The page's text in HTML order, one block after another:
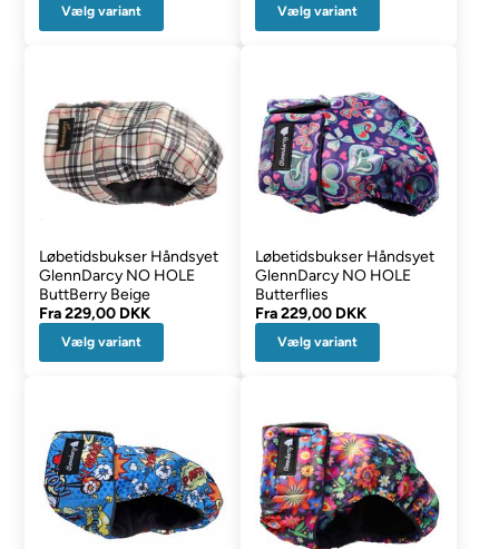
Vælg variant Vælg variant
Løbetidsbukser Håndsyet
GlennDarcy NO HOLE
ButtBerry Beige
Fra229,00 DKK
Vælg variant
Løbetidsbukser Håndsyet
GlennDarcy NO HOLE
Butterflies
Fra229,00 DKK
Vælg variant